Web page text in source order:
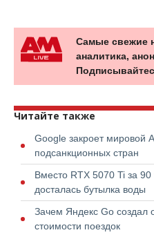
Самые свежие
аналитика,
Читайте также
Google закроет мировой
подсанкционных стран
Вместо RTX 5070 Ti за
досталась бутылка воды
Зачем Яндекс Go создал
стоимости поездок